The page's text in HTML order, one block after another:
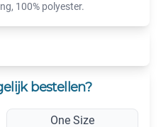
100% polyester.
bestellen?
One Size